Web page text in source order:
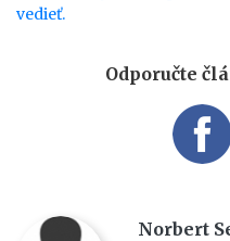
vedieť.
Odporučte
Norbert